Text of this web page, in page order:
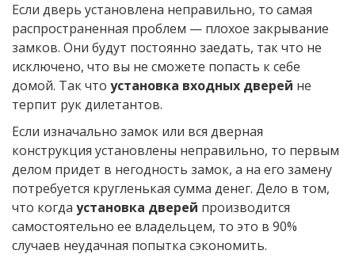
Если дверь установлена неправильно, то самая
распространенная проблем — плохое закрывание
замков. Они будут постоянно заедать, так что не
исключено, что вы не сможете попасть к себе
домой. Так что установка входных дверей не
терпит рук дилетантов.
Если изначально замок или вся дверная
конструкция установлены неправильно, то первым
делом придет в негодность замок, а на его замену
потребуется кругленькая сумма денег. Дело в том,
что когда установка дверей производится
самостоятельно ее владельцем, то это в 90%
случаев неудачная попытка сэкономить.